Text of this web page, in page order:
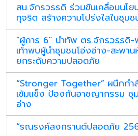
สน.จักรวรรดิ ร่วมขับเคลื่อนนโย
ทุจริต สร้างความโปร่งใสในชุม
"ผู้การ 6" นำทัพ ตร.จักรวรรดิ-
เท้าพบผู้นำชุมชนโอ่งอ่าง-สะพา
ยกระดับความปลอดภัย
“Stronger Together” ผนึกกำ
เข้มแข็ง ป้องกันอาชญากรรม ชุ
อ่าง
“รณรงค์สงกรานต์ปลอดภัย